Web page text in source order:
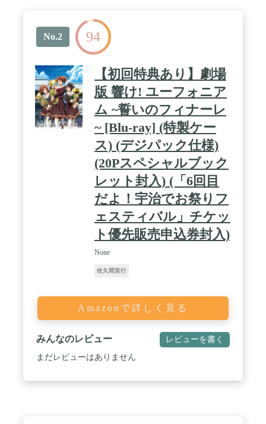
No.2 94
【初回特典あり】劇場
版 響け! ユーフォニア
ム ~誓いのフィナーレ
~ [Blu-ray] (特製ケー
ス) (デジパック仕様)
(20Pスペシャルブック
レット封入) (「6回目
だよ！宇治でお祭りフ
ェスティバル」チケッ
ト優先販売申込券封入)
None
佐久間宣行
Amazonで詳しく見る
みんなのレビュー レビューを書く
まだレビューはありません